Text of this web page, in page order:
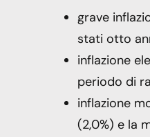
grave
stati otto
inflazione
periodo di
inflazione
(2,0%) e la